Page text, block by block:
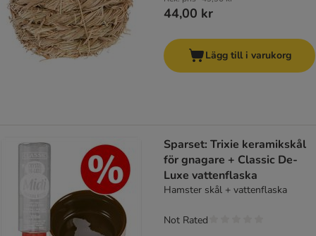
44,00 kr
Lägg till i varukorg
Sparset: Trixie keramikskål
för gnagare + Classic De-
Luxe vattenflaska
Hamster skål + vattenflaska
Not Rated